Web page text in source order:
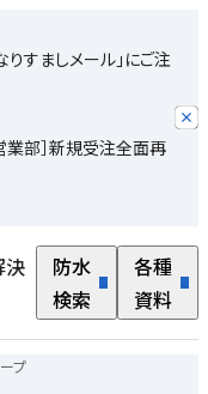
すましメール」にご注
業部］新規受注全面再
決
防水
検索
各種
資料
プ